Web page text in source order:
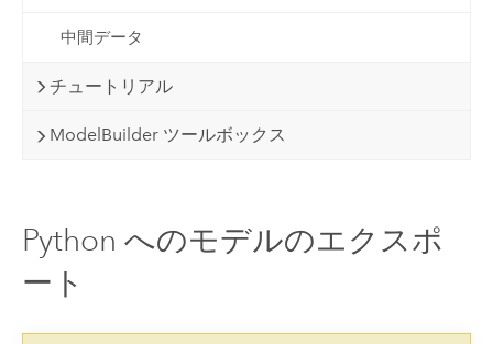
中間データ
チュートリアル
ModelBuilder ツールボックス
Python へのモデルのエクスポ
ート